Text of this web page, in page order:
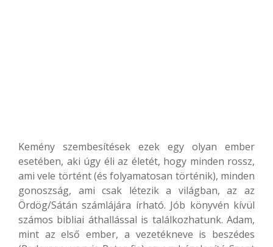
Kemény szembesítések ezek egy olyan ember
esetében, aki úgy éli az életét, hogy minden rossz,
ami vele történt (és folyamatosan történik), minden
gonoszság, ami csak létezik a világban, az az
Ördög/Sátán számlájára írható. Jób könyvén kívül
számos bibliai áthallással is találkozhatunk. Adam,
mint az első ember, a vezetékneve is beszédes